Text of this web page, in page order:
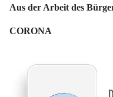
Aus der Arbeit des
CORONA